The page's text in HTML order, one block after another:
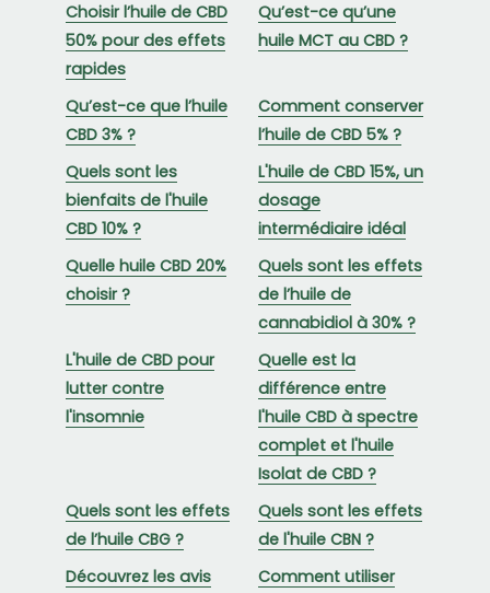
Choisir l’huile de CBD
50% pour des effets
rapides
Qu’est-ce qu’une
huile MCT au CBD ?
Qu’est-ce que l’huile
CBD 3% ?
Comment conserver
l’huile de CBD 5% ?
Quels sont les
bienfaits de l'huile
CBD 10% ?
L'huile de CBD 15%, un
dosage
intermédiaire idéal
Quelle huile CBD 20%
choisir ?
Quels sont les effets
de l’huile de
cannabidiol à 30% ?
L'huile de CBD pour
lutter contre
l'insomnie
Quelle est la
différence entre
l'huile CBD à spectre
complet et l'huile
Isolat de CBD ?
Quels sont les effets
de l’huile CBG ?
Quels sont les effets
de l'huile CBN ?
Découvrez les avis
Comment utiliser